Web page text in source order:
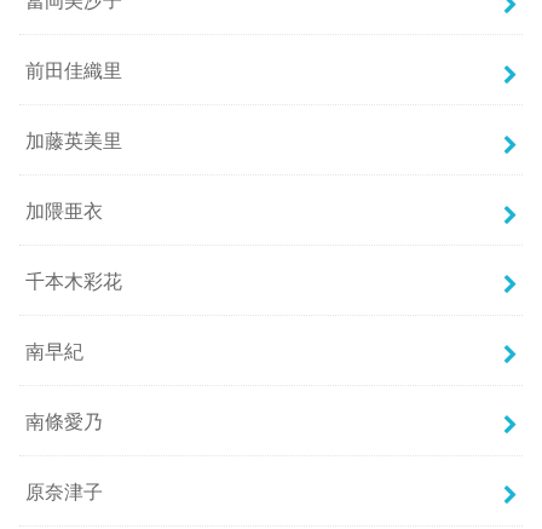
前田佳織里
加藤英美里
加隈亜衣
千本木彩花
南早紀
南條愛乃
原奈津子